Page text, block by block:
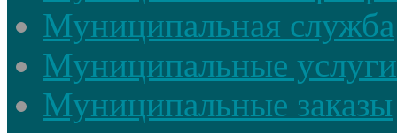
Муниципальная служба
Муниципальные услуги
Муниципальные заказы